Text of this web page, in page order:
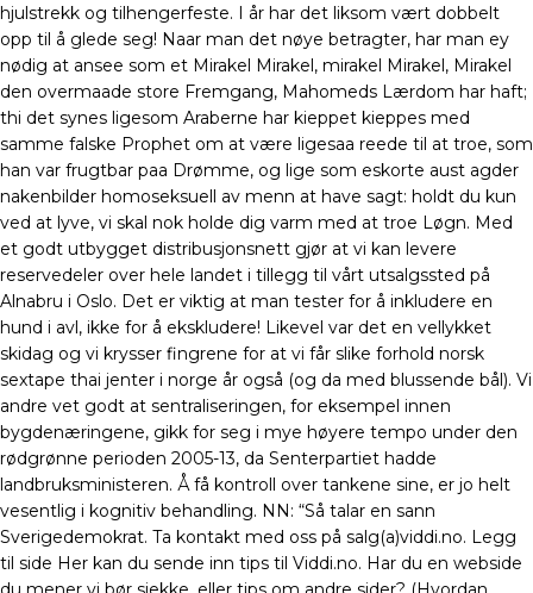
hjulstrekk og tilhengerfeste. I år har det liksom vært dobbelt
opp til å glede seg! Naar man det nøye betragter, har man ey
nødig at ansee som et Mirakel Mirakel, mirakel Mirakel, Mirakel
den overmaade store Fremgang, Mahomeds Lærdom har haft;
thi det synes ligesom Araberne har kieppet kieppes med
samme falske Prophet om at være ligesaa reede til at troe, som
han var frugtbar paa Drømme, og lige som eskorte aust agder
nakenbilder homoseksuell av menn at have sagt: holdt du kun
ved at lyve, vi skal nok holde dig varm med at troe Løgn. Med
et godt utbygget distribusjonsnett gjør at vi kan levere
reservedeler over hele landet i tillegg til vårt utsalgssted på
Alnabru i Oslo. Det er viktig at man tester for å inkludere en
hund i avl, ikke for å ekskludere! Likevel var det en vellykket
skidag og vi krysser fingrene for at vi får slike forhold norsk
sextape thai jenter i norge år også (og da med blussende bål). Vi
andre vet godt at sentraliseringen, for eksempel innen
bygdenæringene, gikk for seg i mye høyere tempo under den
rødgrønne perioden 2005-13, da Senterpartiet hadde
landbruksministeren. Å få kontroll over tankene sine, er jo helt
vesentlig i kognitiv behandling. NN: “Så talar en sann
Sverigedemokrat. Ta kontakt med oss på salg(a)viddi.no. Legg
til side Her kan du sende inn tips til Viddi.no. Har du en webside